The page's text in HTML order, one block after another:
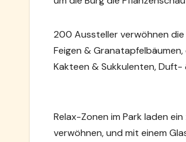
200 Aussteller verwöhnen
Feigen &
Kakteen & Sukkulenten,
Relax-Zonen im Park laden
verwöhnen, und mit einem